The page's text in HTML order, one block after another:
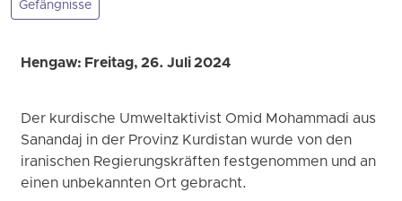
Gefängnisse
Hengaw: Freitag, 26. Juli 2024
Der kurdische Umweltaktivist Omid Mohammadi aus
Sanandaj in der Provinz Kurdistan wurde von den
iranischen Regierungskräften festgenommen und an
einen unbekannten Ort gebracht.